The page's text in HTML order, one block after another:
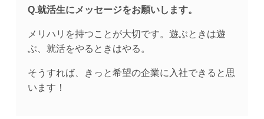
Q.就活生にメッセージをお願いします。
メリハリを持つことが大切です。遊ぶときは遊
ぶ、就活をやるときはやる。
そうすれば、きっと希望の企業に入社できると思
います！